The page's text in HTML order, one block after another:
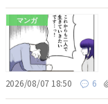
マンガ
2026/08/07 18:50 6